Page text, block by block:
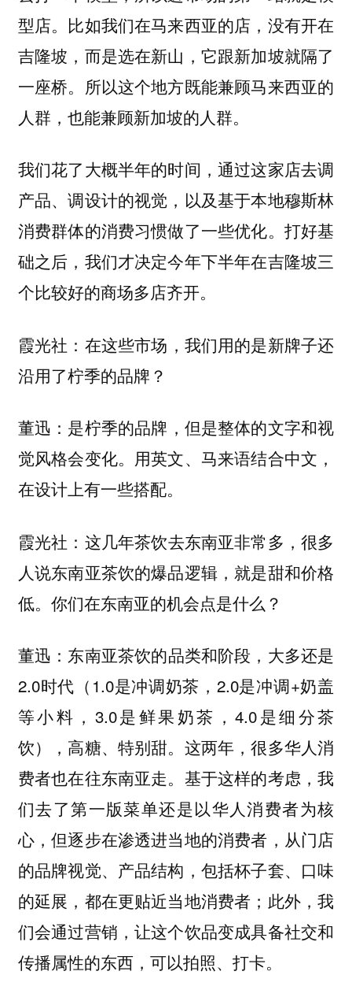
型店。比如我们在马来西亚的店，没有开在
吉隆坡，而是选在新山，它跟新加坡就隔了
一座桥。所以这个地方既能兼顾马来西亚的
人群，也能兼顾新加坡的人群。
我们花了大概半年的时间，通过这家店去调
产品、调设计的视觉，以及基于本地穆斯林
消费群体的消费习惯做了一些优化。打好基
础之后，我们才决定今年下半年在吉隆坡三
个比较好的商场多店齐开。
霞光社 ：在这些市场，我们用的是新牌子还
沿用了柠季的品牌？
董迅 ：是柠季的品牌，但是整体的文字和视
觉风格会变化。用英文、马来语结合中文，
在设计上有一些搭配。
霞光社 ：这几年茶饮去东南亚非常多，很多
人说东南亚茶饮的爆品逻辑，就是甜和价格
低。你们在东南亚的机会点是什么？
董迅 ：东南亚茶饮的品类和阶段，大多还是
2.0时代（1.0是冲调奶茶，2.0是冲调+奶盖
等小料，3.0是鲜果奶茶，4.0是细分茶
饮），高糖、特别甜。这两年，很多华人消
费者也在往东南亚走。基于这样的考虑，我
们去了第一版菜单还是以华人消费者为核
心，但逐步在渗透进当地的消费者，从门店
的品牌视觉、产品结构，包括杯子套、口味
的延展，都在更贴近当地消费者；此外，我
们会通过营销，让这个饮品变成具备社交和
传播属性的东西，可以拍照、打卡。